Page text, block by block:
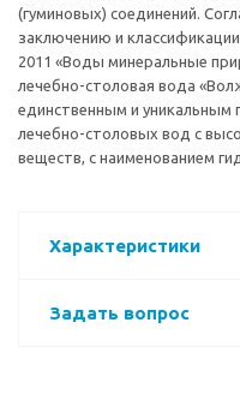
(гуминовых) соединений.
заключению и
2011 «Воды минеральные
лечебно-столовая вода
единственным и уникальным
лечебно-столовых вод с
веществ, с наименованием
Характеристики
Задать вопрос